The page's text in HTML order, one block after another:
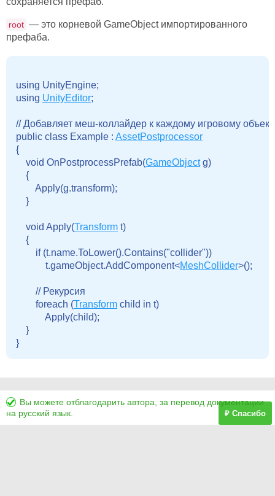
root — это корневой GameObject импортированного
префаба.
using UnityEngine;
using UnityEditor;
// Добавляет меш-коллайдер к каждому игровому
public class Example : AssetPostprocessor
{
    void OnPostprocessPrefab(
GameObject g)
    {
        Apply(g.transform);
    }
    void Apply(
Transform t)
    {
        if (t.name.ToLower().Contains("collider"))
            t.gameObject.AddComponent<
MeshCollider>();
        // Рекурсия
        foreach (
Transform child in t)
            Apply(child);
    }
Вы можете отблагодарить автора, за перевод документации
на русский язык.
₽ Спасибо